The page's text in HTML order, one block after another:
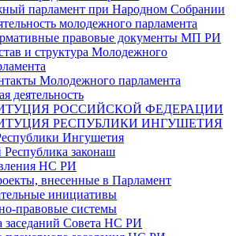
парламент при Народном Собрании
молодежного парламента
правовые документы МП РИ
и структура Молодежного
Молодежного парламента
деятельность
РОССИЙСКОЙ ФЕДЕРАЦИИ
РЕСПУБЛИКИ ИНГУШЕТИЯ
Ингушетия
Республика законаш
НС РИ
внесенные в Парламент
инициативы
правовые системы
заседаний Совета НС РИ